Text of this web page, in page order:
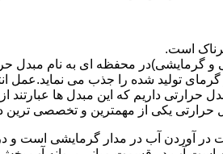
است.
گرمایشی)در محفظه ای به نام
تولید شده را جذب می
داریم که این مبدل ها عبارتند
یکی از مهمترین و تخصصی ترین
آوردن آب در مدار گرمایشی است و